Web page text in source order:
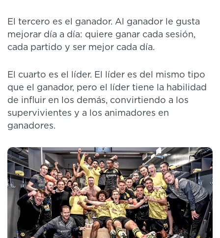
El tercero es el ganador. Al ganador le gusta
mejorar día a día: quiere ganar cada sesión,
cada partido y ser mejor cada día.
El cuarto es el líder. El líder es del mismo tipo
que el ganador, pero el líder tiene la habilidad
de influir en los demás, convirtiendo a los
supervivientes y a los animadores en
ganadores.